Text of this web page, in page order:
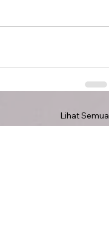
Lihat Semua